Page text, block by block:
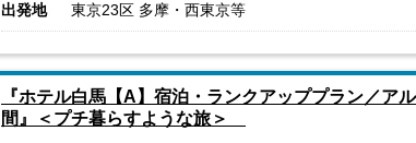
出発地 東京23区 多摩・西東京等
『ホテル白馬【A】宿泊・ランクアッププラン／
間』＜プチ暮らすような旅＞